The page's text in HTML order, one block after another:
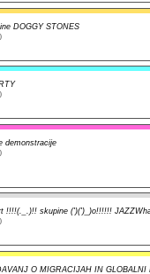
DOGGY STONES
demonstracije
!!!!(._.)!! skupine (')(')_)o!!!!!!
O MIGRACIJAH IN GLOBALNI